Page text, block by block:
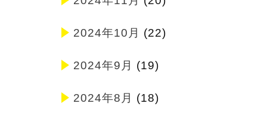
2024年10月 (22)
2024年9月 (19)
2024年8月 (18)